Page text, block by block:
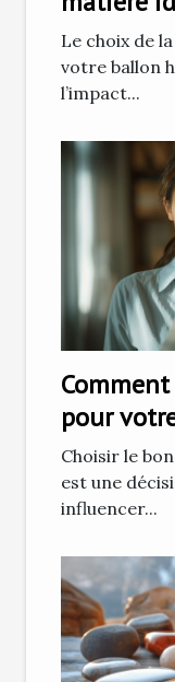
ballon
Le choix de
votre ballon
l’impact...
pour
stratégies
Choisir le
est une
influencer...